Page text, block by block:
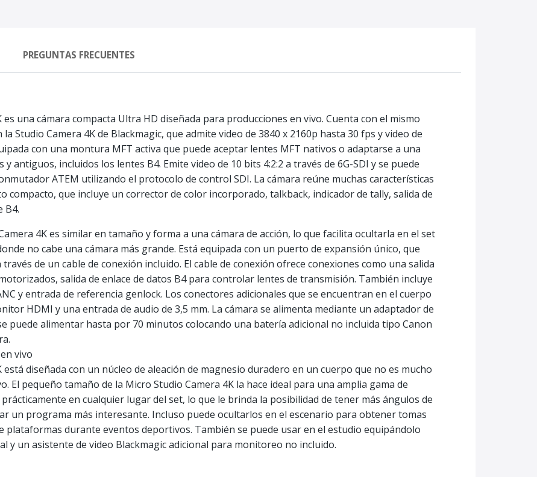
PREGUNTAS FRECUENTES
una cámara compacta Ultra HD diseñada para producciones en vivo. Cuenta con el mismo
Studio Camera 4K de Blackmagic, que admite video de 3840 x 2160p hasta 30 fps y video de
con una montura MFT activa que puede aceptar lentes MFT nativos o adaptarse a una
antiguos, incluidos los lentes B4. Emite video de 10 bits 4:2:2 a través de 6G-SDI y se puede
ATEM utilizando el protocolo de control SDI. La cámara reúne muchas características
que incluye un corrector de color incorporado, talkback, indicador de tally, salida de
B4.
4K es similar en tamaño y forma a una cámara de acción, lo que facilita ocultarla en el set
no cabe una cámara más grande. Está equipada con un puerto de expansión único, que
de un cable de conexión incluido. El cable de conexión ofrece conexiones como una salida
salida de enlace de datos B4 para controlar lentes de transmisión. También incluye
y entrada de referencia genlock. Los conectores adicionales que se encuentran en el cuerpo
HDMI y una entrada de audio de 3,5 mm. La cámara se alimenta mediante un adaptador de
puede alimentar hasta por 70 minutos colocando una batería adicional no incluida tipo Canon
vivo
está diseñada con un núcleo de aleación de magnesio duradero en un cuerpo que no es mucho
El pequeño tamaño de la Micro Studio Camera 4K la hace ideal para una amplia gama de
en cualquier lugar del set, lo que le brinda la posibilidad de tener más ángulos de
un programa más interesante. Incluso puede ocultarlos en el escenario para obtener tomas
plataformas durante eventos deportivos. También se puede usar en el estudio equipándolo
y un asistente de video Blackmagic adicional para monitoreo no incluido.